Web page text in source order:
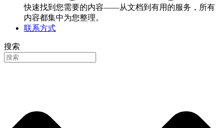
快速找到您需要的内容——从文档到有用的服务，所有
内容都集中为您整理。
联系方式
搜索